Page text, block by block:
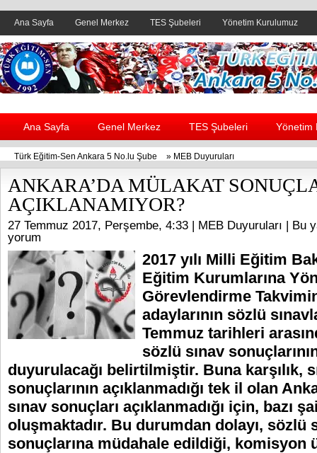
Ana Sayfa Genel Merkez TES Şubeleri Yönetim Kurulumuz
Header yanı reklam alanı
Ana Sayfa Genel Merkez TES Şubeleri Yönetim
Türk Eğitim-Sen Ankara 5 No.lu Şube » MEB Duyuruları
ANKARA’DA MÜLAKAT
AÇIKLANAMIYOR?
27 Temmuz 2017, Perşembe, 4:33 | MEB Duyuruları | Bu
yorum
2017 yılı Milli Eğitim
Eğitim Kurumlarına
Görevlendirme
adaylarının sözlü
Temmuz tarihleri
sözlü sınav
duyurulacağı belirtilmiştir. Buna karşılık,
sonuçlarının açıklanmadığı tek il olan
sınav sonuçları açıklanmadığı için, bazı
oluşmaktadır. Bu durumdan dolayı, sözlü
sonuçlarına müdahale edildiği,